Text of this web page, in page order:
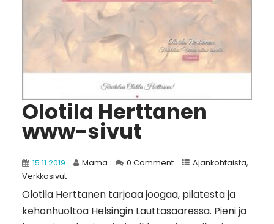
Olotila Herttanen
www-sivut
15.11.2019 Mama 0 Comment Ajankohtaista,
Verkkosivut
Olotila Herttanen tarjoaa joogaa, pilatesta ja
kehonhuoltoa Helsingin Lauttasaaressa. Pieni ja